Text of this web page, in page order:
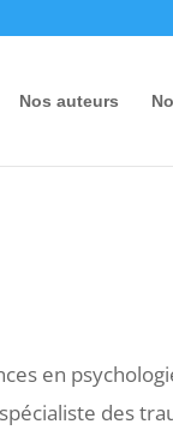
Nos auteurs
en
des